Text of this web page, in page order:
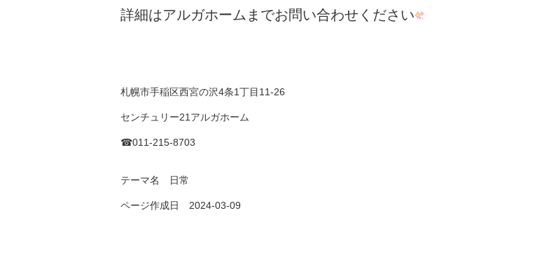
詳細はアルガホームまでお問い合わせください
札幌市手稲区西宮の沢4条1丁目11-26
センチュリー21アルガホーム
☎011-215-8703
テーマ名 日常
ページ作成日 2024-03-09